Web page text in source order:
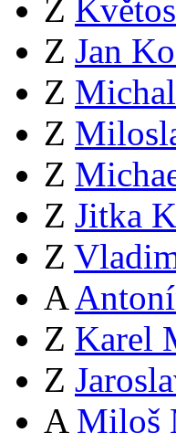
Z
Z Jan
Z
Z
Z
Z Jitka
Z
A
Z Karel
Z
A Miloš